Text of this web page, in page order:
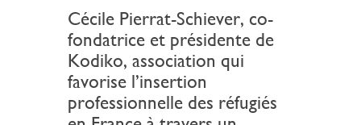
Cécile Pierrat-Schiever, co-
fondatrice et présidente de
Kodiko, association qui
favorise l’insertion
professionnelle des réfugiés